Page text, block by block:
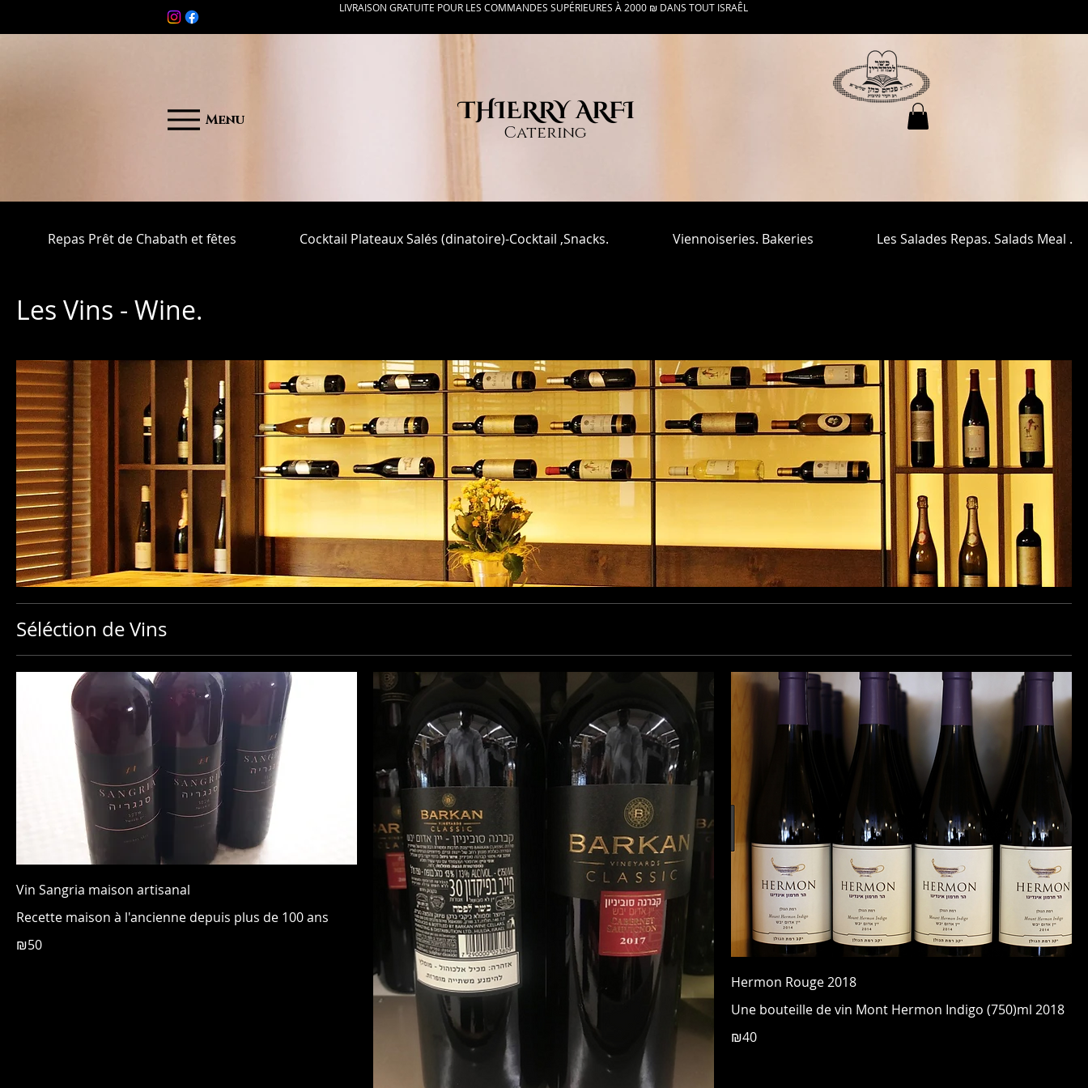
LIVRAISON GRATUITE POUR LES COMMANDES SUPÉRIEURES À 2000 ₪ DANS TOUT ISRAÊL
Menu THIERRY ARFI
Catering
Repas Prêt de Chabath et fêtes Cocktail Plateaux Salés (dinatoire)-Cocktail ,Snacks. Viennoiseries. Bakeries Les Salades Repas. Salads Meal .
Les Vins - Wine.
Séléction de Vins
Vin Sangria maison artisanal
Recette maison à l'ancienne depuis plus de 100 ans
₪50
Hermon Rouge 2018
Une bouteille de vin Mont Hermon Indigo (750)ml 2018
₪40